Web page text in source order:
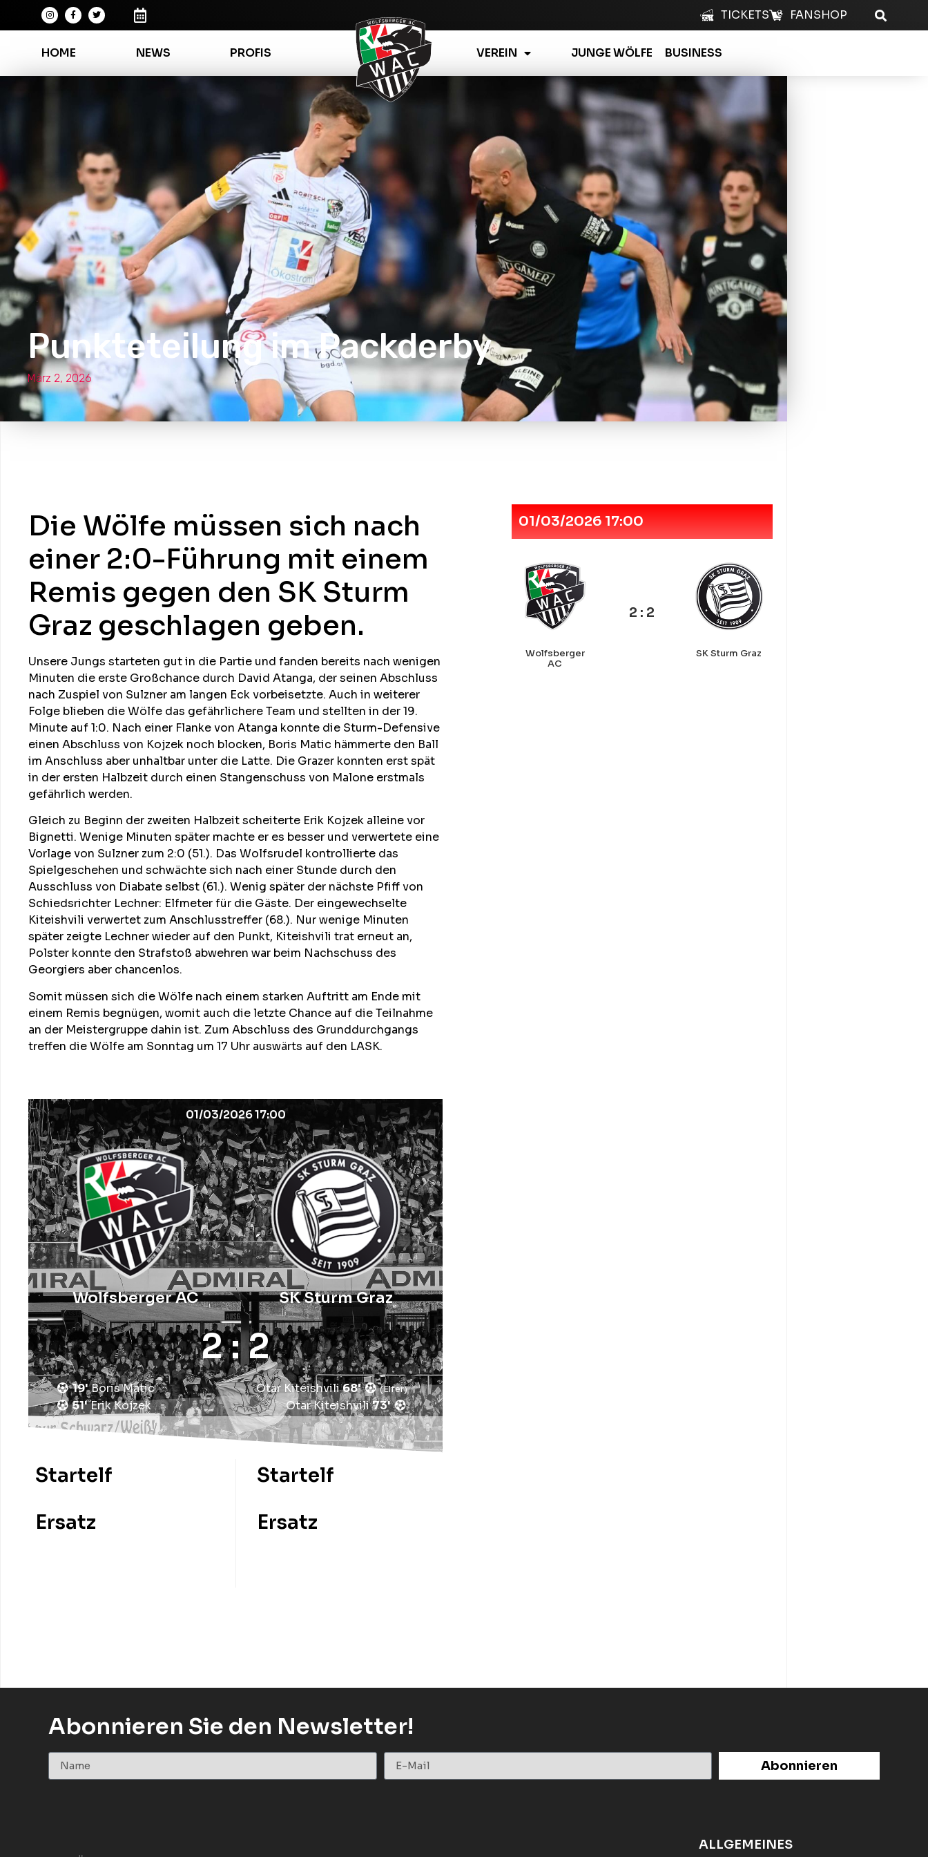
TICKETS FANSHOP
HOME NEWS PROFIS VEREIN JUNGE WÖLFE BUSINESS
Punkteteilung im Packderby
März 2, 2026
Die Wölfe müssen sich nach
einer 2:0-Führung mit einem
Remis gegen den SK Sturm
Graz geschlagen geben.
Unsere Jungs starteten gut in die Partie und fanden bereits nach wenigen
Minuten die erste Großchance durch David Atanga, der seinen Abschluss
nach Zuspiel von Sulzner am langen Eck vorbeisetzte. Auch in weiterer
Folge blieben die Wölfe das gefährlichere Team und stellten in der 19.
Minute auf 1:0. Nach einer Flanke von Atanga konnte die Sturm-Defensive
einen Abschluss von Kojzek noch blocken, Boris Matic hämmerte den Ball
im Anschluss aber unhaltbar unter die Latte. Die Grazer konnten erst spät
in der ersten Halbzeit durch einen Stangenschuss von Malone erstmals
gefährlich werden.
Gleich zu Beginn der zweiten Halbzeit scheiterte Erik Kojzek alleine vor
Bignetti. Wenige Minuten später machte er es besser und verwertete eine
Vorlage von Sulzner zum 2:0 (51.). Das Wolfsrudel kontrollierte das
Spielgeschehen und schwächte sich nach einer Stunde durch den
Ausschluss von Diabate selbst (61.). Wenig später der nächste Pfiff von
Schiedsrichter Lechner: Elfmeter für die Gäste. Der eingewechselte
Kiteishvili verwertet zum Anschlusstreffer (68.). Nur wenige Minuten
später zeigte Lechner wieder auf den Punkt, Kiteishvili trat erneut an,
Polster konnte den Strafstoß abwehren war beim Nachschuss des
Georgiers aber chancenlos.
Somit müssen sich die Wölfe nach einem starken Auftritt am Ende mit
einem Remis begnügen, womit auch die letzte Chance auf die Teilnahme
an der Meistergruppe dahin ist. Zum Abschluss des Grunddurchgangs
treffen die Wölfe am Sonntag um 17 Uhr auswärts auf den LASK.
01/03/2026 17:00
Wolfsberger AC SK Sturm Graz
2 : 2
19'BorisMatic
51'ErikKojzek
Otar Kiteishvili68'
OtarKiteishvili73'
Startelf
Ersatz
Startelf
Ersatz
01/03/2026 17:00
Wolfsberger
AC
2 : 2
SK Sturm Graz
Abonnieren Sie den Newsletter!
Abonnieren
ALLGEMEINES